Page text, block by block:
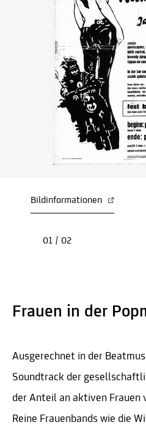
Bildinformationen
01 / 02
Frauen in der
Ausgerechnet in der
Soundtrack der
der Anteil an aktiven Frauen
Reine Frauenbands wie die